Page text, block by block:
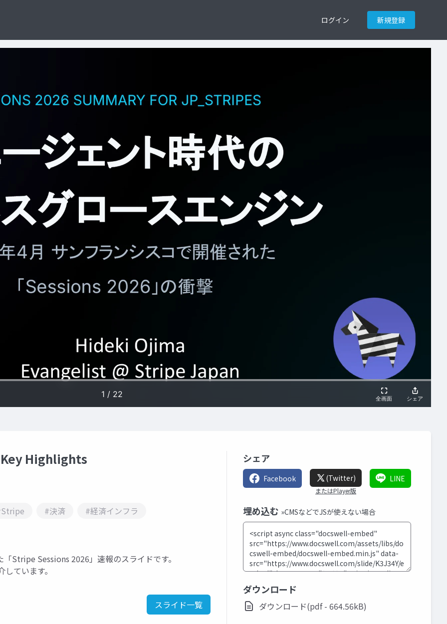
ログイン 新規登録
Highlights
#決済 #経済インフラ
Stripe Sessions 2026」速報のスライドです。
ています。
スライド一覧
シェア
Facebook (Twitter)
またはPlayer版
LINE
埋め込む »CMSなどでJSが使えない場合
ダウンロード
ダウンロード(pdf - 664.56kB)